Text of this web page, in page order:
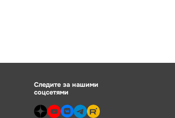
Следите за нашими
соцсетями
dzen>youtube>
vk> telegram>
rutube>